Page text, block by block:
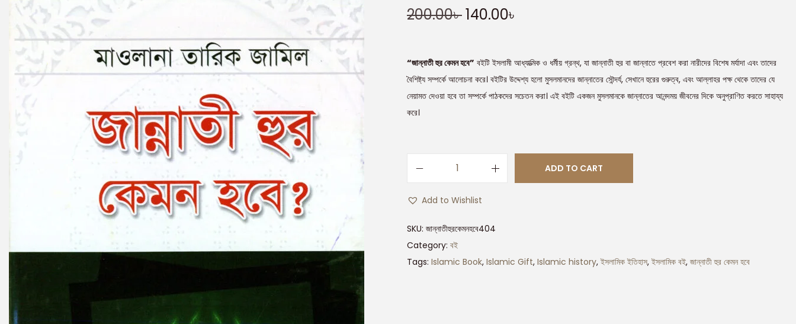
200.00৳140.00৳
“জান্নাতী হুর কেমন হবে” বইটি ইসলামী আধ্যাত্মিক ও ধর্মীয় গ্রন্থ, যা জান্নাতী হুর বা জান্নাতে প্রবেশ করা নারীদের বিশেষ মর্যাদা এবং তাদের
বৈশিষ্ট্য সম্পর্কে আলোচনা করে। বইটির উদ্দেশ্য হলো মুসলমানদের জান্নাতের সৌন্দর্য, সেখানে হুরের গুরুত্ব, এবং আল্লাহর পক্ষ থেকে তাদের যে
নেয়ামত দেওয়া হবে তা সম্পর্কে পাঠকদের সচেতন করা। এই বইটি একজন মুসলমানকে জান্নাতের আনন্দময় জীবনের দিকে অনুপ্রাণিত করতে সাহায্য
করে।
ADD TO CART
Add to Wishlist
SKU: জান্নাতীহুরকেমনহবে404
Category: বই
Tags: Islamic Book, Islamic Gift, Islamic history, ইসলামিক ইতিহাস, ইসলামিক বই, জান্নাতী হুর কেমন হবে